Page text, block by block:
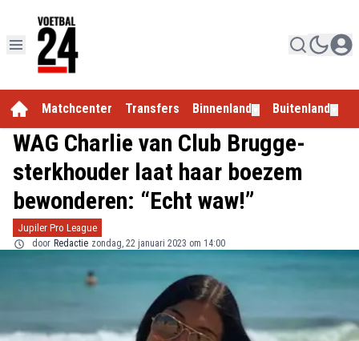
Matchcenter Transfers Binnenland Buitenland
WAG Charlie van Club Brugge-
sterkhouder laat haar boezem
bewonderen: “Echt waw!”
Jupiler Pro League
door Redactie zondag, 22 januari 2023 om 14:00